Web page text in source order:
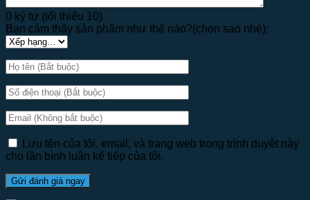
0 ký tự (tối thiểu 10)
Bạn cảm thấy sản phẩm như thế nào?(chọn sao nhé):
Lưu tên của tôi, email, và trang web trong trình duyệt này
cho lần bình luận kế tiếp của tôi.